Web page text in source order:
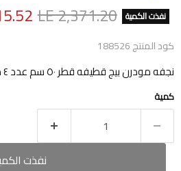
نفذت الكمية السعر الأصلي
LE 2,371.20
كود المنتج188526
نجفه مودرن بيج قطيفه قطر ٥٠ سم عدد ٤ دوايه E27
كمية
نفذت